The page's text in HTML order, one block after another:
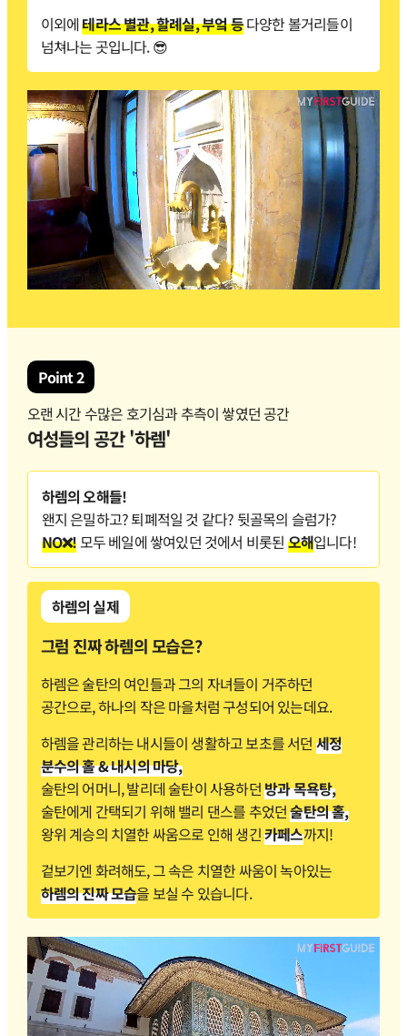
이외에테라스 별관, 할례실, 부엌 등다양한 볼거리들이
넘쳐나는 곳입니다. 😎
Point 2
오랜 시간 수많은 호기심과 추측이 쌓였던 공간
여성들의 공간 '하렘'
하렘의 오해들!
왠지 은밀하고? 퇴폐적일 것 같다? 뒷골목의 슬럼가?
NO❌!모두 베일에 쌓여있던 것에서 비롯된 오해입니다!
하렘의 실제
그럼 진짜 하렘의 모습은?
하렘은 술탄의 여인들과 그의 자녀들이 거주하던
공간으로, 하나의 작은 마을처럼 구성되어 있는데요.
하렘을 관리하는 내시들이 생활하고 보초를 서던 세정
분수의 홀 & 내시의 마당,
술탄의 어머니, 발리데 술탄이 사용하던방과 목욕탕,
술탄에게 간택되기 위해 밸리 댄스를 추었던술탄의 홀,
왕위 계승의 치열한 싸움으로 인해 생긴카페스까지!
겉보기엔 화려해도, 그 속은 치열한 싸움이 녹아있는
하렘의 진짜 모습을 보실 수 있습니다.